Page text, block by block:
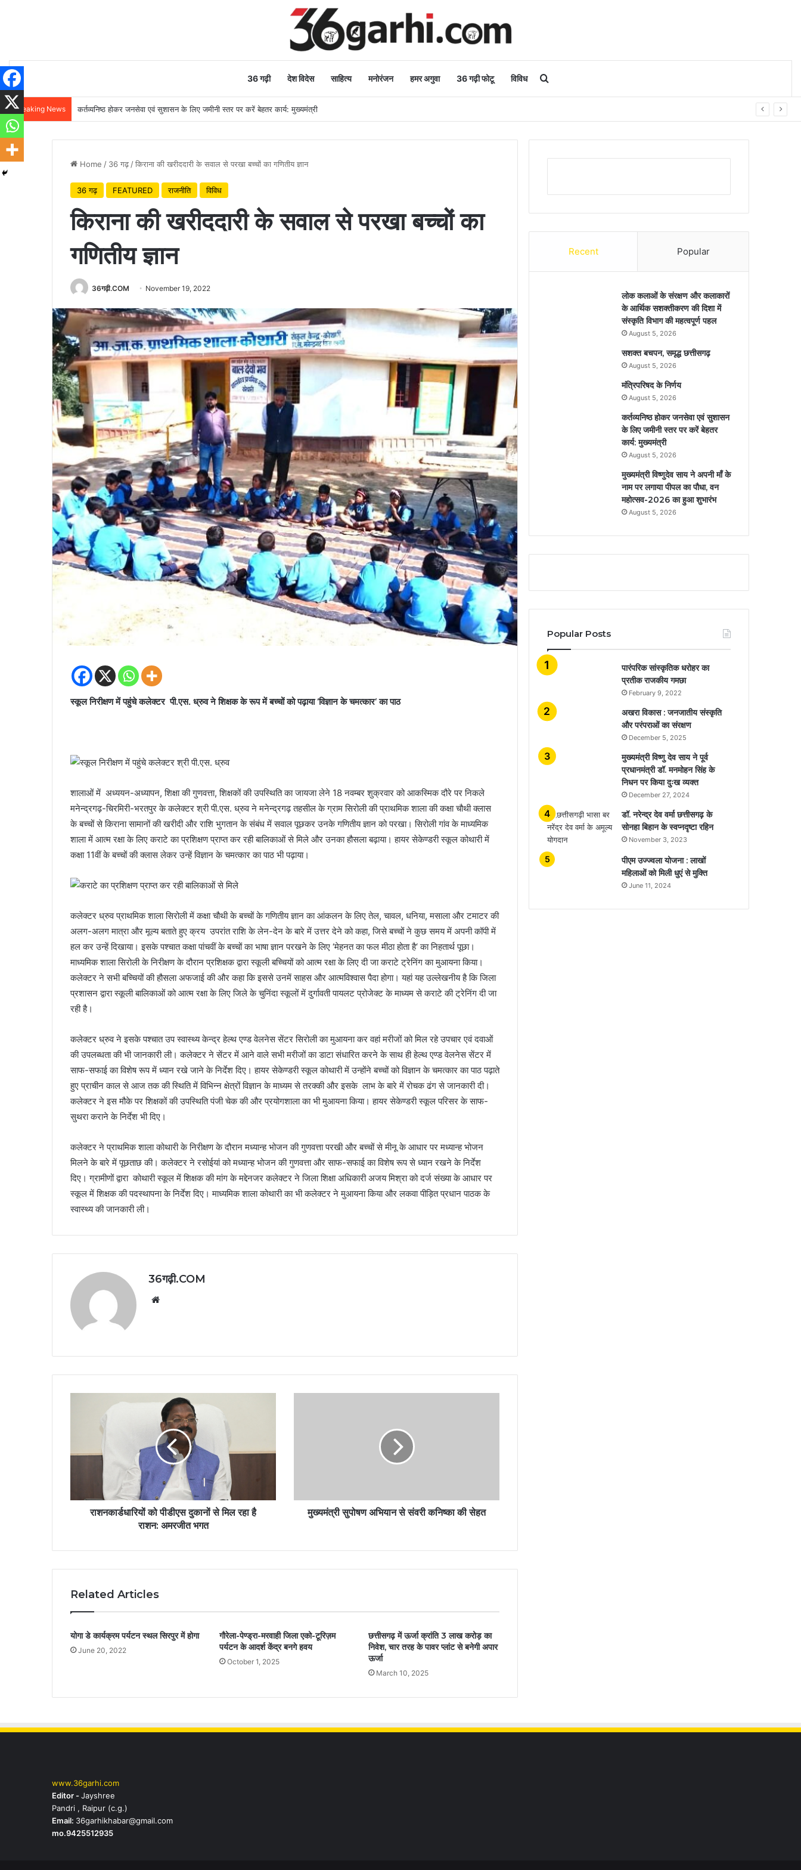
36 गढ़ी देश विदेस साहित्य मनोरंजन हमर अगुवा 36 गढ़ी फोटू विविध
Breaking News मुख्यमंत्री विष्णुदेव साय ने अपनी माँ के नाम पर लगाया पीपल का पौधा, वन महोत्सव-2026 का हुआ शुभारंभ
Home / 36 गढ़ /किराना की खरीददारी के सवाल से परखा बच्चों का गणितीय ज्ञान
36 गढ़ FEATURED राजनीति विविध
किराना की खरीददारी के सवाल से परखा बच्चों का
गणितीय ज्ञान
36गढ़ी.COM November 19, 2022
स्कूल निरीक्षण में पहुंचे कलेक्टर पी.एस. ध्रुव ने शिक्षक के रूप में बच्चों को पढ़ाया ‘विज्ञान के चमत्कार‘ का पाठ
शालाओं में अध्ययन-अध्यापन, शिक्षा की गुणवत्ता, शिक्षकों की उपस्थिति का जायजा लेने 18 नवम्बर शुक्रवार को आकस्मिक दौरे पर निकले
मनेन्द्रगढ़-चिरमिरी-भरतपुर के कलेक्टर श्री पी.एस. ध्रुव ने मनेन्द्रगढ़ तहसील के ग्राम सिरोली की प्राथमिक शाला की कक्षा चौथी क्लास
के बच्चों से किराना सामानों की खरीदी और राशि भुगतान के संबंध में सवाल पूछकर उनके गणितीय ज्ञान को परखा। सिरोली गांव के माध्यमिक
शाला में आत्म रक्षा के लिए कराटे का प्रशिक्षण प्राप्त कर रही बालिकाओं से मिले और उनका हौसला बढ़ाया। हायर सेकेण्डरी स्कूल कोथारी में
कक्षा 11वीं के बच्चों की क्लास लेकर उन्हें विज्ञान के चमत्कार का पाठ भी पढ़ाया।
कलेक्टर ध्रुव प्राथमिक शाला सिरोली में कक्षा चौथी के बच्चों के गणितीय ज्ञान का आंकलन के लिए तेल, चावल, धनिया, मसाला और टमाटर की
अलग-अलग मात्रा और मूल्य बताते हुए क्रय उपरांत राशि के लेन-देन के बारे में उत्तर देने को कहा, जिसे बच्चों ने कुछ समय में अपनी कॉपी में
हल कर उन्हें दिखाया। इसके पश्चात कक्षा पांचवीं के बच्चों का भाषा ज्ञान परखने के लिए ‘मेहनत का फल मीठा होता है‘ का निहतार्थ पूछा।
माध्यमिक शाला सिरोली के निरीक्षण के दौरान प्रशिक्षक द्वारा स्कूली बच्चियों को आत्म रक्षा के लिए दी जा कराटे ट्रेनिंग का मुआयना किया।
कलेक्टर ने सभी बच्चियों की हौसला अफजाई की और कहा कि इससे उनमें साहस और आत्मविश्वास पैदा होगा। यहां यह उल्लेखनीय है कि जिला
प्रशासन द्वारा स्कूली बालिकाओं को आत्म रक्षा के लिए जिले के चुनिंदा स्कूलों में दुर्गावती पायलट प्रोजेक्ट के माध्यम से कराटे की ट्रेनिंग दी जा
रही है।
कलेक्टर ध्रुव ने इसके पश्चात उप स्वास्थ्य केन्द्र हेल्थ एण्ड वेलनेस सेंटर सिरोली का मुआयना कर वहां मरीजों को मिल रहे उपचार एवं दवाओं
की उपलब्धता की भी जानकारी ली। कलेक्टर ने सेंटर में आने वाले सभी मरीजों का डाटा संधारित करने के साथ ही हेल्थ एण्ड वेलनेस सेंटर में
साफ-सफाई का विशेष रूप में ध्यान रखे जाने के निर्देश दिए। हायर सेकेण्डरी स्कूल कोथारी में उन्होंने बच्चों को विज्ञान के चमत्कार का पाठ पढ़ाते
हुए प्राचीन काल से आज तक की स्थिति में विभिन्न क्षेत्रों विज्ञान के माध्यम से तरक्की और इसके लाभ के बारे में रोचक ढंग से जानकारी दी।
कलेक्टर ने इस मौके पर शिक्षकों की उपस्थिति पंजी चेक की और प्रयोगशाला का भी मुआयना किया। हायर सेकेण्डरी स्कूल परिसर के साफ-
सुथरा कराने के निर्देश भी दिए।
कलेक्टर ने प्राथमिक शाला कोथारी के निरीक्षण के दौरान मध्यान्ह भोजन की गुणवत्ता परखी और बच्चों से मीनू के आधार पर मध्यान्ह भोजन
मिलने के बारे में पूछताछ की। कलेक्टर ने रसोईयां को मध्यान्ह भोजन की गुणवत्ता और साफ-सफाई का विशेष रूप से ध्यान रखने के निर्देश
दिए। ग्रामीणों द्वारा कोथारी स्कूल में शिक्षक की मांग के मद्देनजर कलेक्टर ने जिला शिक्षा अधिकारी अजय मिश्रा को दर्ज संख्या के आधार पर
स्कूल में शिक्षक की पदस्थापना के निर्देश दिए। माध्यमिक शाला कोथारी का भी कलेक्टर ने मुआयना किया और लकवा पीड़ित प्रधान पाठक के
स्वास्थ्य की जानकारी ली।
36गढ़ी.COM
राशनकार्डधारियों को पीडीएस दुकानों से मिल रहा है
राशन: अमरजीत भगत
मुख्यमंत्री सुपोषण अभियान से संवरी कनिष्का की सेहत
Related Articles
योगा डे कार्यक्रम पर्यटन स्थल सिरपुर में होगा
June 20, 2022
गौरेला-पेण्ड्रा-मरवाही जिला एको-टूरिज़म
पर्यटन के आदर्श केंद्र बनगे हवय
October 1, 2025
छत्तीसगढ़ में ऊर्जा क्रांति 3 लाख करोड़ का
निवेश, चार तरह के पावर प्लांट से बनेगी अपार
ऊर्जा
March 10, 2025
Recent Popular
लोक कलाओं के संरक्षण और कलाकारों
के आर्थिक सशक्तीकरण की दिशा में
संस्कृति विभाग की महत्वपूर्ण पहल
August 5, 2026
सशक्त बचपन, समृद्ध छत्तीसगढ़
August 5, 2026
मंत्रिपरिषद के निर्णय
August 5, 2026
कर्तव्यनिष्ठ होकर जनसेवा एवं सुशासन
के लिए जमीनी स्तर पर करें बेहतर
कार्य: मुख्यमंत्री
August 5, 2026
मुख्यमंत्री विष्णुदेव साय ने अपनी माँ के
नाम पर लगाया पीपल का पौधा, वन
महोत्सव-2026 का हुआ शुभारंभ
August 5, 2026
Popular Posts
​​​​​​​पारंपरिक सांस्कृतिक धरोहर का
प्रतीक राजकीय गमछा
February 9, 2022
अखरा विकास : जनजातीय संस्कृति
और परंपराओं का संरक्षण
December 5, 2025
मुख्यमंत्री विष्णु देव साय ने पूर्व
प्रधानमंत्री डॉ. मनमोहन सिंह के
निधन पर किया दुःख व्यक्त
December 27, 2024
डॉ. नरेन्द्र देव वर्मा छत्तीसगढ़ के
सोनहा बिहान के स्वप्नदृष्टा रहिन
November 3, 2023
पीएम उज्ज्वला योजना : लाखों
महिलाओं को मिली धुएं से मुक्ति
June 11, 2024
www.36garhi.com
Editor -Jayshree
Pandri , Raipur (c.g.)
Email: 36garhikhabar@gmail.com
mo.9425512935